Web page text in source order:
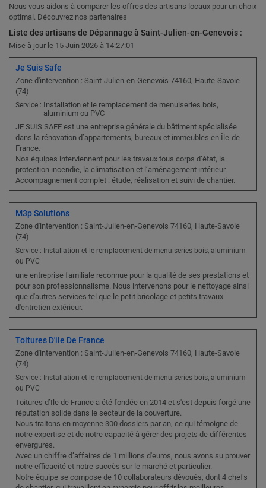
Nous vous aidons à comparer les offres des artisans locaux pour un choix
optimal. Découvrez nos partenaires
Liste des artisans de Dépannage à Saint-Julien-en-Genevois :
Mise à jour le 15 Juin 2026 à 14:27:01
Je Suis Safe
Zone d'intervention : Saint-Julien-en-Genevois 74160, Haute-Savoie
(74)
Service : Installation et le remplacement de menuiseries bois,
aluminium ou PVC
JE SUIS SAFE est une entreprise générale du bâtiment spécialisée
dans la rénovation d’appartements, bureaux et immeubles en Île-de-
France.
Nos équipes interviennent pour les travaux tous corps d’état, la
protection incendie, la climatisation et l’aménagement intérieur.
Accompagnement complet : étude, réalisation et suivi de chantier.
M3p Solutions
Zone d'intervention : Saint-Julien-en-Genevois 74160, Haute-Savoie
(74)
Service : Installation et le remplacement de menuiseries bois, aluminium
ou PVC
une entreprise familiale reconnue pour la qualité de ses prestations et
pour son professionnalisme. Nous intervenons pour le nettoyage ainsi
que d'autres services tel que le petit bricolage et petits travaux
d'entretien extérieur.
Toitures D'ile De France
Zone d'intervention : Saint-Julien-en-Genevois 74160, Haute-Savoie
(74)
Service : Installation et le remplacement de menuiseries bois, aluminium
ou PVC
Toitures d’Ile de France a été fondée en 2014 et s'est depuis forgé une
réputation solide dans le secteur de la couverture.
Nous traitons en moyenne 300 dossiers par an, ce qui témoigne de
notre expertise et de notre capacité à gérer des projets de différentes
envergures.
Avec un chiffre d’affaires de 1 millions d'euros, nous avons su prouver
notre efficacité et notre succès sur le marché et particulier.
Notre équipe se compose de 10 collaborateurs dévoués, dont 4 chefs